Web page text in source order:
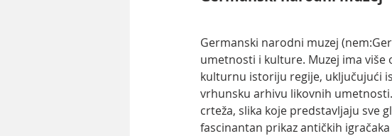
Germanski narodni muzej
umetnosti i kulture. Muzej ima
kulturnu istoriju regije, uključujući
vrhunsku arhivu likovnih
crteža, slika koje predstavljaju sve
fascinantan prikaz antičkih